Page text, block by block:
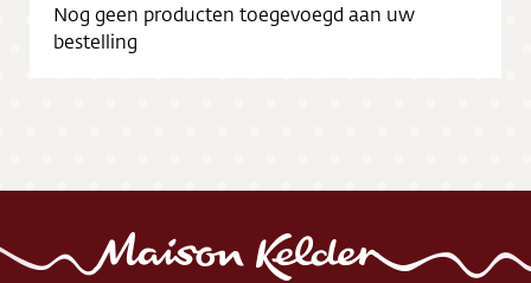
Contact
Nog geen producten toegevoegd aan uw
bestelling